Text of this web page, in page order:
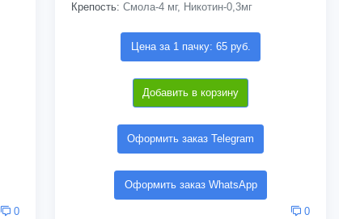
0
Крепость: Смола-4 мг, Никотин-0,3мг
Цена за 1 пачку: 65 руб.
Добавить в корзину
Оформить заказ Telegram
Оформить заказ WhatsApp
0